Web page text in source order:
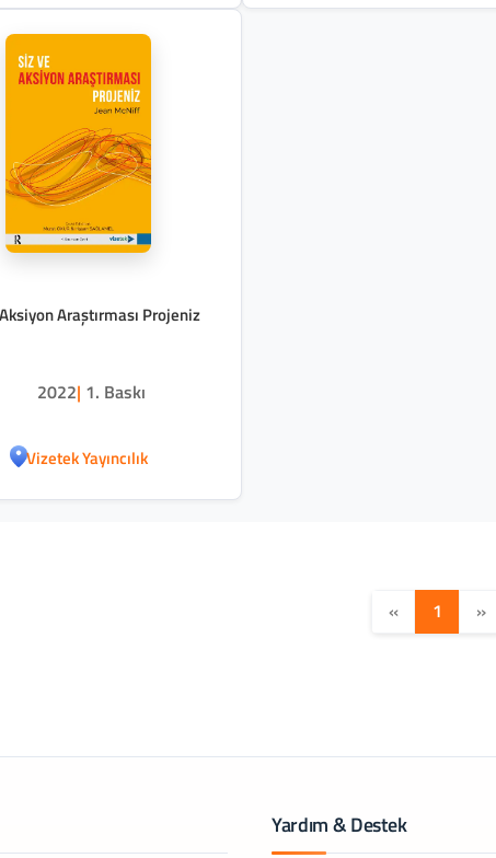
Araştırması Projeniz
2022| 1. Baskı
Vizetek Yayıncılık
« 1 »
Yardım & Destek